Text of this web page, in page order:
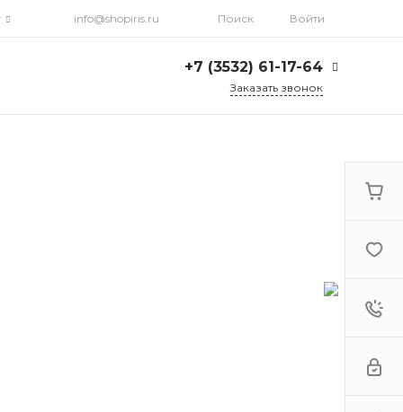
info@shopiris.ru Поиск Войти
+7 (3532) 61-17-64
Заказать звонок